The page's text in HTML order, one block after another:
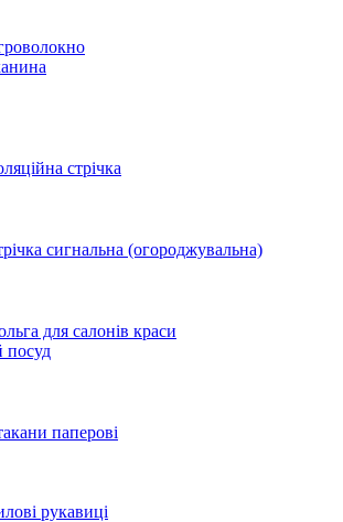
стрічка
сигнальна (огороджувальна)
для салонів краси
посуд
паперові
рукавиці